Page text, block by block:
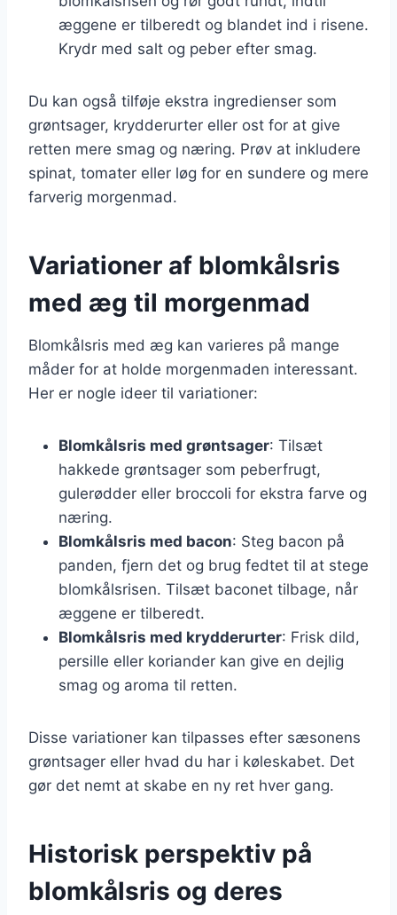
æggene er tilberedt og blandet ind i risene.
Krydr med salt og peber efter smag.
Du kan også tilføje ekstra ingredienser som
grøntsager, krydderurter eller ost for at give
retten mere smag og næring. Prøv at inkludere
spinat, tomater eller løg for en sundere og mere
farverig morgenmad.
Variationer af blomkålsris
med æg til morgenmad
Blomkålsris med æg kan varieres på mange
måder for at holde morgenmaden interessant.
Her er nogle ideer til variationer:
Blomkålsris med grøntsager: Tilsæt
hakkede grøntsager som peberfrugt,
gulerødder eller broccoli for ekstra farve og
næring.
Blomkålsris med bacon: Steg bacon på
panden, fjern det og brug fedtet til at stege
blomkålsrisen. Tilsæt baconet tilbage, når
æggene er tilberedt.
Blomkålsris med krydderurter: Frisk dild,
persille eller koriander kan give en dejlig
smag og aroma til retten.
Disse variationer kan tilpasses efter sæsonens
grøntsager eller hvad du har i køleskabet. Det
gør det nemt at skabe en ny ret hver gang.
Historisk perspektiv på
blomkålsris og deres